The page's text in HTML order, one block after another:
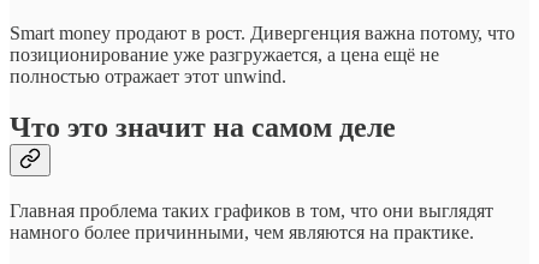
Smart money продают в рост. Дивергенция важна потому, что
позиционирование уже разгружается, а цена ещё не
полностью отражает этот unwind.
Что это значит на самом деле
Главная проблема таких графиков в том, что они выглядят
намного более причинными, чем являются на практике.